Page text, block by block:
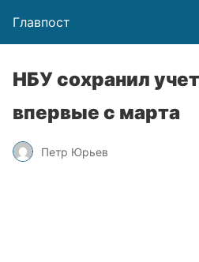
Главпост
НБУ сохранил
впервые с марта
Петр Юрьев